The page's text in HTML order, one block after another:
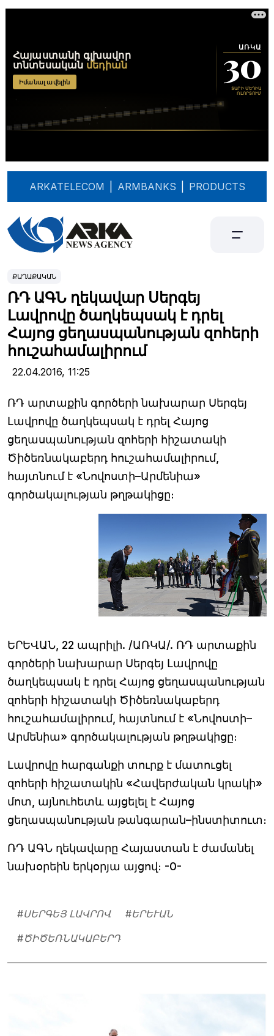
ARKATELECOM ARMBANKS PRODUCTS
ՔԱՂԱՔԱԿԱՆ
ՌԴ ԱԳՆ ղեկավար Սերգեյ
Լավրովը ծաղկեպսակ է դրել
Հայոց ցեղասպանության զոհերի
հուշահամալիրում
22.04.2016, 11:25
ՌԴ արտաքին գործերի նախարար Սերգեյ
Լավրովը ծաղկեպսակ է դրել Հայոց
ցեղասպանության զոհերի հիշատակի
Ծիծեռնակաբերդ հուշահամալիրում,
հայտնում է «Նովոստի–Արմենիա»
գործակալության թղթակիցը։
ԵՐԵՎԱՆ, 22 ապրիլի. /ԱՌԿԱ/. ՌԴ արտաքին
գործերի նախարար Սերգեյ Լավրովը
ծաղկեպսակ է դրել Հայոց ցեղասպանության
զոհերի հիշատակի Ծիծեռնակաբերդ
հուշահամալիրում, հայտնում է «Նովոստի–
Արմենիա» գործակալության թղթակիցը։
Լավրովը հարգանքի տուրք է մատուցել
զոհերի հիշատակին «Հավերժական կրակի»
մոտ, այնուհետև այցելել է Հայոց
ցեղասպանության թանգարան–ինստիտուտ։
ՌԴ ԱԳՆ ղեկավարը Հայաստան է ժամանել
նախօրեին երկօրյա այցով։ -0-
#ՍԵՐԳԵՅ ԼԱՎՐՈՎ #ԵՐԵՒԱՆ
#ԾԻԾԵՌՆԱԿԱԲԵՐԴ